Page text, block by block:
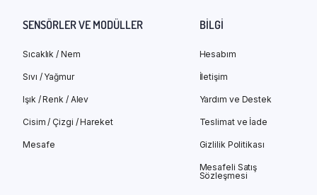
SENSÖRLER VE MODÜLLER
Sıcaklık / Nem
Sıvı / Yağmur
Işık / Renk / Alev
Cisim / Çizgi / Hareket
Mesafe
BILGI
Hesabım
İletişim
Yardım ve Destek
Teslimat ve İade
Gizlilik Politikası
Mesafeli Satış
Sözleşmesi